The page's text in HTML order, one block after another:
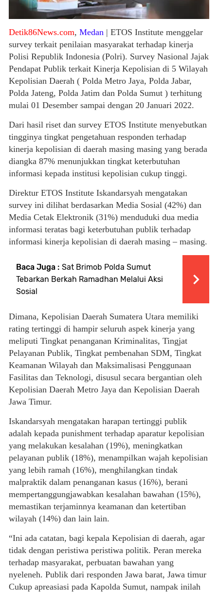
Detik86News.com, Medan | ETOS Institute menggelar
survey terkait penilaian masyarakat terhadap kinerja
Polisi Republik Indonesia (Polri). Survey Nasional Jajak
Pendapat Publik terkait Kinerja Kepolisian di 5 Wilayah
Kepolisian Daerah ( Polda Metro Jaya, Polda Jabar,
Polda Jateng, Polda Jatim dan Polda Sumut ) terhitung
mulai 01 Desember sampai dengan 20 Januari 2022.
Dari hasil riset dan survey ETOS Institute menyebutkan
tingginya tingkat pengetahuan responden terhadap
kinerja kepolisian di daerah masing masing yang berada
diangka 87% menunjukkan tingkat keterbutuhan
informasi kepada institusi kepolisian cukup tinggi.
Direktur ETOS Institute Iskandarsyah mengatakan
survey ini dilihat berdasarkan Media Sosial (42%) dan
Media Cetak Elektronik (31%) menduduki dua media
informasi teratas bagi keterbutuhan publik terhadap
informasi kinerja kepolisian di daerah masing – masing.
Baca Juga : Sat Brimob Polda Sumut
Tebarkan Berkah Ramadhan Melalui Aksi
Sosial
Dimana, Kepolisian Daerah Sumatera Utara memiliki
rating tertinggi di hampir seluruh aspek kinerja yang
meliputi Tingkat penanganan Kriminalitas, Tingjat
Pelayanan Publik, Tingkat pembenahan SDM, Tingkat
Keamanan Wilayah dan Maksimalisasi Penggunaan
Fasilitas dan Teknologi, disusul secara bergantian oleh
Kepolisian Daerah Metro Jaya dan Kepolisian Daerah
Jawa Timur.
Iskandarsyah mengatakan harapan tertinggi publik
adalah kepada punishment terhadap aparatur kepolisian
yang melakukan kesalahan (19%), meningkatkan
pelayanan publik (18%), menampilkan wajah kepolisian
yang lebih ramah (16%), menghilangkan tindak
malpraktik dalam penanganan kasus (16%), berani
mempertanggungjawabkan kesalahan bawahan (15%),
memastikan terjaminnya keamanan dan ketertiban
wilayah (14%) dan lain lain.
“Ini ada catatan, bagi kepala Kepolisian di daerah, agar
tidak dengan peristiwa peristiwa politik. Peran mereka
terhadap masyarakat, perbuatan bawahan yang
nyeleneh. Publik dari responden Jawa barat, Jawa timur
Cukup apreasiasi pada Kapolda Sumut, nampak inilah